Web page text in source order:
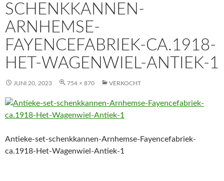
SCHENKKANNEN-
ARNHEMSE-
FAYENCEFABRIEK-CA.1918-
HET-WAGENWIEL-ANTIEK-1
JUNI 20, 2023 754 × 870 VERKOCHT
Antieke-set-schenkkannen-Arnhemse-Fayencefabriek-
ca.1918-Het-Wagenwiel-Antiek-1